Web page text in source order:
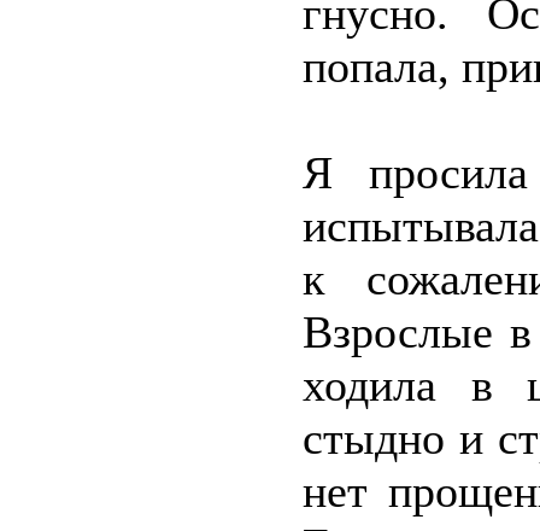
гнусно.
попала,
Я
к
Взрослые
ходила в
стыдно и
нет